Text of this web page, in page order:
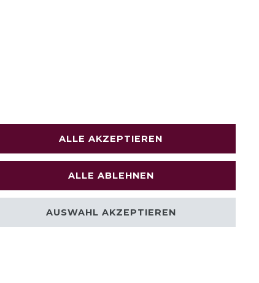
ALLE AKZEPTIEREN
ALLE ABLEHNEN
AUSWAHL AKZEPTIEREN